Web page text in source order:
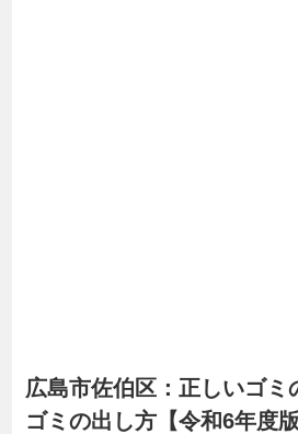
広島市佐伯区：正しいゴミ
ゴミの出し方【令和6年度版